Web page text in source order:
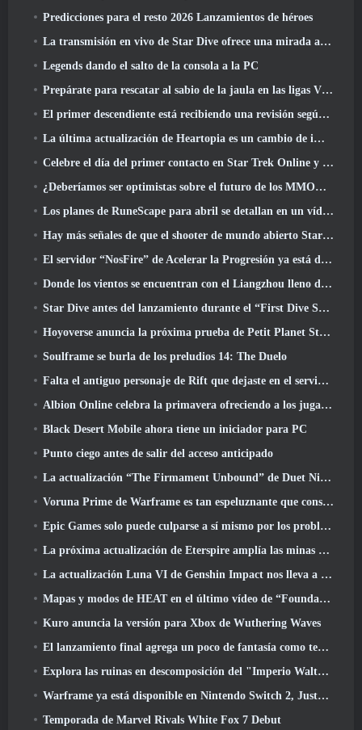
Predicciones para el resto 2026 Lanzamientos de héroes
La transmisión en vivo de Star Dive ofrece una mirada al juego en acción antes del lanzamiento
Legends dando el salto de la consola a la PC
Prepárate para rescatar al sabio de la jaula en las ligas VI de RuneScape de la vieja escuela: Pactos demoniacos
El primer descendiente está recibiendo una revisión según Dev Stream
La última actualización de Heartopia es un cambio de imagen al estilo de Alicia en el país de las maravillas
Celebre el día del primer contacto en Star Trek Online y gane una nueva versión del Nobel Intel Battlecruiser
¿Deberíamos ser optimistas sobre el futuro de los MMORPG??
Los planes de RuneScape para abril se detallan en un vídeo para desarrolladores
Hay más señales de que el shooter de mundo abierto StarCraft podría ser algo real
El servidor “NosFire” de Acelerar la Progresión ya está disponible en NosTale
Donde los vientos se encuentran con el Liangzhou lleno de nieve ahora disponible con el lanzamiento de la versión 1.5
Star Dive antes del lanzamiento durante el “First Dive Show”
Hoyoverse anuncia la próxima prueba de Petit Planet Stardrift
Soulframe se burla de los preludios 14: The Duelo
Falta el antiguo personaje de Rift que dejaste en el servidor muerto? Gamigo tiene una solución para eso
Albion Online celebra la primavera ofreciendo a los jugadores una linda montura de conejito
Black Desert Mobile ahora tiene un iniciador para PC
Punto ciego antes de salir del acceso anticipado
La actualización “The Firmament Unbound” de Duet Night Abyss concluye la historia de Huaxu
Voruna Prime de Warframe es tan espeluznante que consiguió su propio tráiler de Red Band
Epic Games solo puede culparse a sí mismo por los problemas recientes
La próxima actualización de Eterspire amplía las minas enanas y ofrece una revisión completa del combate contra jefes
La actualización Luna VI de Genshin Impact nos lleva a ese lugar del que Mondstadt sigue hablando pero que nunca hemos visto
Mapas y modos de HEAT en el último vídeo de “Foundations”
Kuro anuncia la versión para Xbox de Wuthering Waves
El lanzamiento final agrega un poco de fantasía como temporada 10 Lanzamientos
Explora las ruinas en descomposición del "Imperio Walthen" en la próxima gran actualización de RAVEN2
Warframe ya está disponible en Nintendo Switch 2, Justo a tiempo para el lanzamiento de Shadowgrapher
Temporada de Marvel Rivals White Fox 7 Debut